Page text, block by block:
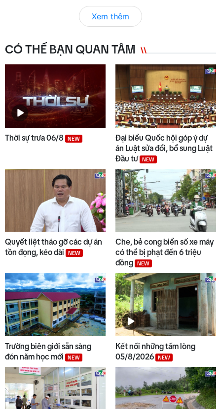
Xem thêm
CÓ THỂ BẠN QUAN TÂM
Thời sự trưa 06/8 NEW
Đại biểu Quốc hội góp ý dự
án Luật sửa đổi, bổ sung Luật
Đầu tư NEW
Quyết liệt tháo gỡ các dự án
tồn đọng, kéo dài
NEW
Che, bẻ cong biển số xe máy
có thể bị phạt đến 6 triệu
đồng
NEW
Trường biên giới sẵn sàng
đón năm học mới
NEW
Kết nối những tấm lòng
05/8/2026
NEW